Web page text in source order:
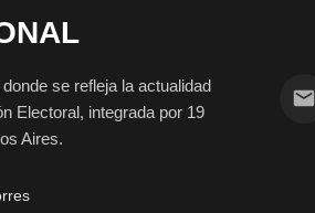
se refleja la actualidad
Electoral, integrada por 19
Aires.